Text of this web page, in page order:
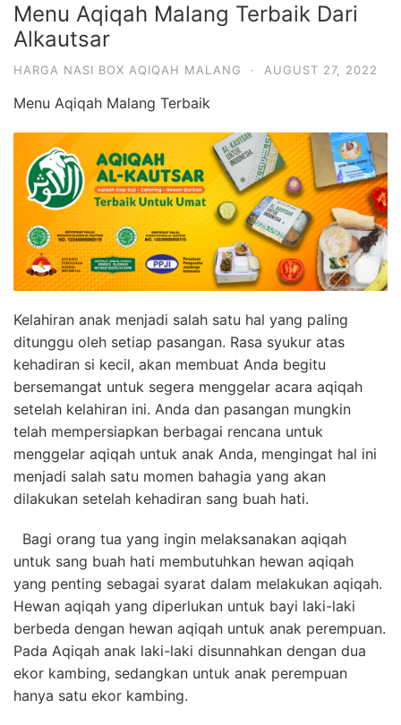
Menu Aqiqah Malang Terbaik Dari
Alkautsar
HARGA NASI BOX AQIQAH MALANG · AUGUST 27, 2022
Menu Aqiqah Malang Terbaik
Kelahiran anak menjadi salah satu hal yang paling
ditunggu oleh setiap pasangan. Rasa syukur atas
kehadiran si kecil, akan membuat Anda begitu
bersemangat untuk segera menggelar acara aqiqah
setelah kelahiran ini. Anda dan pasangan mungkin
telah mempersiapkan berbagai rencana untuk
menggelar aqiqah untuk anak Anda, mengingat hal ini
menjadi salah satu momen bahagia yang akan
dilakukan setelah kehadiran sang buah hati.
Bagi orang tua yang ingin melaksanakan aqiqah
untuk sang buah hati membutuhkan hewan aqiqah
yang penting sebagai syarat dalam melakukan aqiqah.
Hewan aqiqah yang diperlukan untuk bayi laki-laki
berbeda dengan hewan aqiqah untuk anak perempuan.
Pada Aqiqah anak laki-laki disunnahkan dengan dua
ekor kambing, sedangkan untuk anak perempuan
hanya satu ekor kambing.